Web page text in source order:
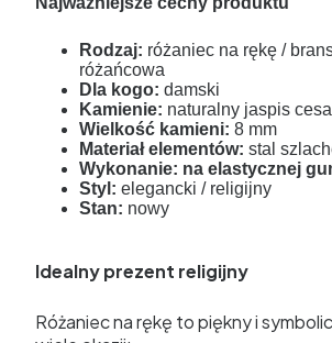
Rodzaj: różaniec na rękę /
różańcowa
Dla kogo: damski
Kamienie: naturalny jaspis
Wielkość kamieni: 8 mm
Materiał elementów: stal
Wykonanie: na elastycznej
Styl: elegancki / religijny
Stan: nowy
Idealny prezent religijny
Różaniec na rękę to piękny i